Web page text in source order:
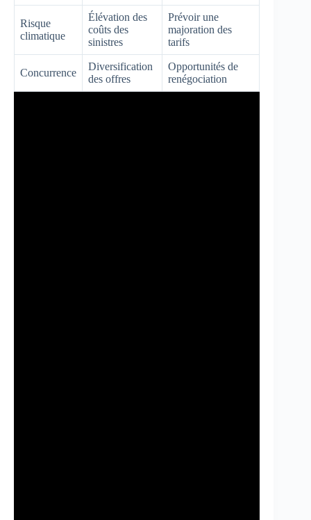
Risque
climatique
Élévation des
coûts des
sinistres
Prévoir une
majoration des
tarifs
Concurrence
Diversification
des offres
Opportunités de
renégociation